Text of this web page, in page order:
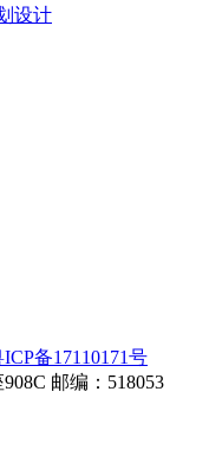
设计
ICP备17110171号
邮编：518053